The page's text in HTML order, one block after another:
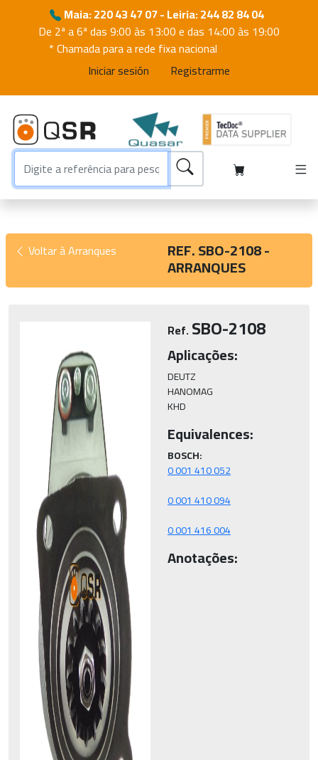
Maia: 220 43 47 07 - Leiria: 244 82 84 04
De 2ª a 6ª das 9:00 às 13:00 e das 14:00 às 19:00
* Chamada para a rede fixa nacional
Iniciar sesión
Registrarme
Voltar à Arranques REF. SBO-2108 -
ARRANQUES
Ref.SBO-2108
Aplicações:
DEUTZ
HANOMAG
KHD
Equivalences:
BOSCH:
0 001 416 004
Anotações: